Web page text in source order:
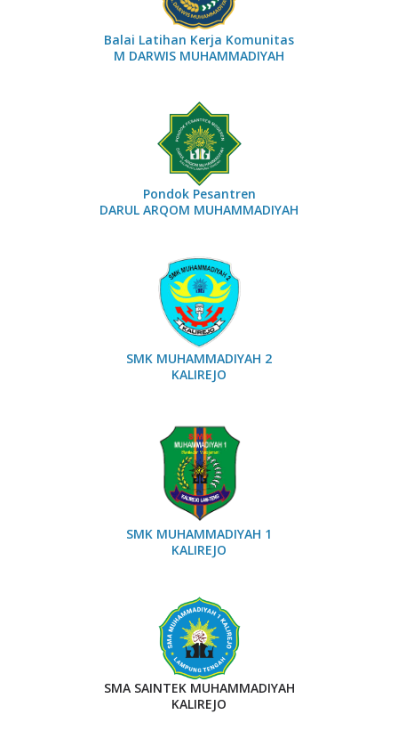
Balai Latihan Kerja Komunitas
M DARWIS MUHAMMADIYAH
Pondok Pesantren
DARUL ARQOM MUHAMMADIYAH
SMK MUHAMMADIYAH 2
KALIREJO
SMK MUHAMMADIYAH 1
KALIREJO
SMA SAINTEK MUHAMMADIYAH
KALIREJO